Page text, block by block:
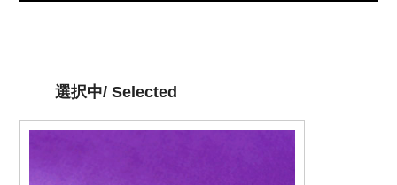
選択中/ Selected